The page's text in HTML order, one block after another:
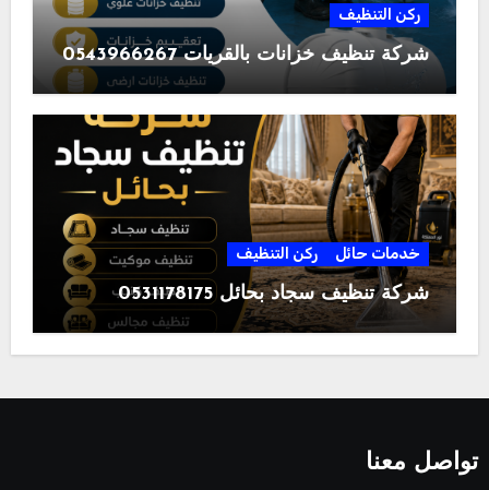
ركن التنظيف
شركة تنظيف خزانات بالقريات 0543966267
خدمات حائل ركن التنظيف
شركة تنظيف سجاد بحائل 0531178175
تواصل معنا